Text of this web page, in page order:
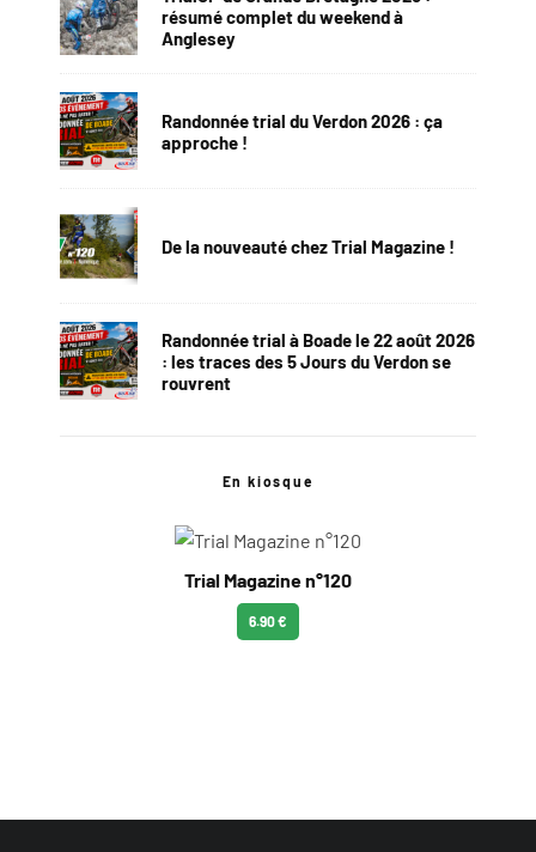
résumé complet du weekend à
Anglesey
Randonnée trial du Verdon 2026 : ça
approche !
De la nouveauté chez Trial Magazine !
Randonnée trial à Boade le 22 août 2026
: les traces des 5 Jours du Verdon se
rouvrent
En kiosque
Trial Magazine n°120
6.90 €